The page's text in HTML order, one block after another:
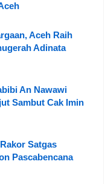
Aceh Raih
Adinata
An Nawawi
Sambut Cak Imin
Satgas
Pascabencana